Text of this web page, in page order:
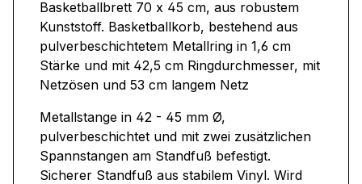
Basketballbrett 70 x 45 cm, aus robustem
Kunststoff. Basketballkorb, bestehend aus
pulverbeschichtetem Metallring in 1,6 cm
Stärke und mit 42,5 cm Ringdurchmesser, mit
Netzösen und 53 cm langem Netz
Metallstange in 42 - 45 mm Ø,
pulverbeschichtet und mit zwei zusätzlichen
Spannstangen am Standfuß befestigt.
Sicherer Standfuß aus stabilem Vinyl. Wird